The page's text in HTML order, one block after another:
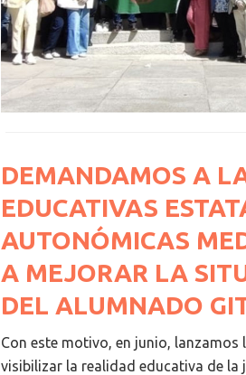
DEMANDAMOS A
EDUCATIVAS
AUTONÓMICAS
A MEJORAR LA
DEL ALUMNADO
Con este motivo, en junio, lanzamos
visibilizar la realidad educativa de